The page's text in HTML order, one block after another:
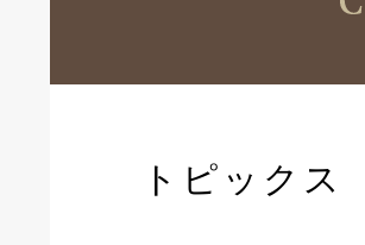
トピックス